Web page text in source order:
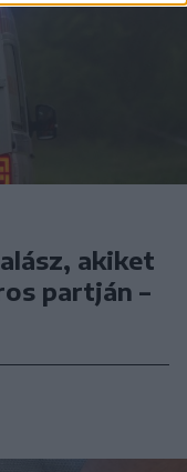
akiket
partján –